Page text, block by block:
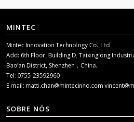
MINTEC
Mintec Innovation Technology Co., Ltd
Add: 6th Floor, Building D, Taixinglong
Bao’an District, Shenzhen，China.
Tel: 0755-23592960
E-mail:matti.chan@mintecinno.com
SOBRE NÓS